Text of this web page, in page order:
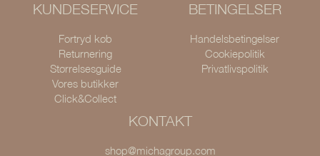
KUNDESERVICE
Fortryd køb
Returnering
Størrelsesguide
Vores butikker
Click&Collect
BETINGELSER
Handelsbetingelser
Cookiepolitik
Privatlivspolitik
KONTAKT
shop@michagroup.com